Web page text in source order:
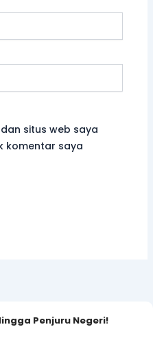
komentar saya
Penjuru Negeri!